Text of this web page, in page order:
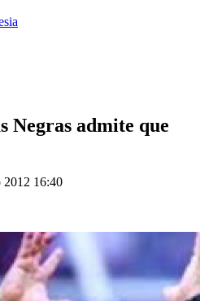
Negras admite que
2012 16:40